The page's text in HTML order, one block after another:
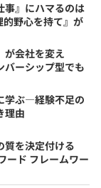
事』にハマるのは
野心を持て』が
が会社を変え
ーシップ型でも
学ぶ―経験不足の
理由
質を決定付ける
ド フレームワー